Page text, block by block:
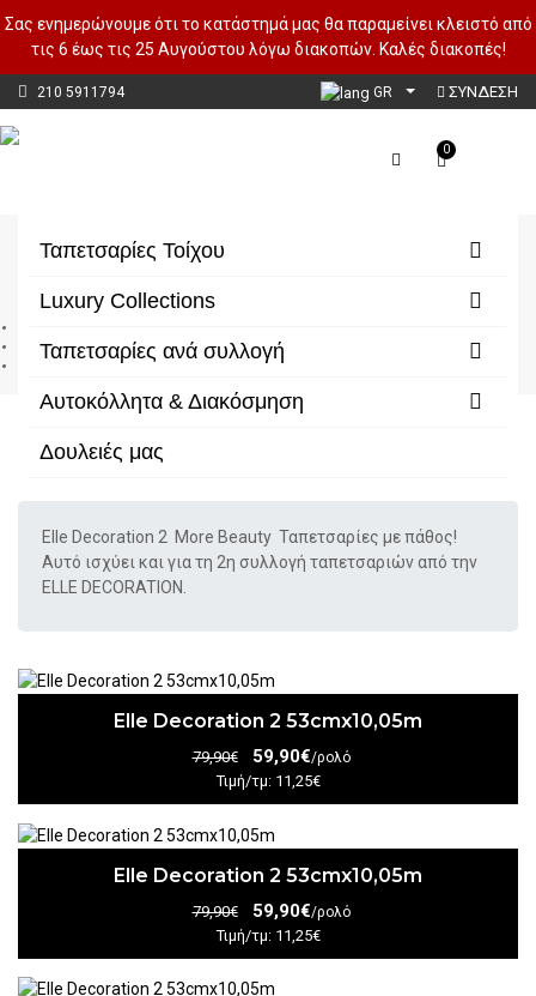
Σας ενημερώνουμε ότι το κατάστημά μας θα παραμείνει κλειστό από
τις 6 έως τις 25 Αυγούστου λόγω διακοπών. Καλές διακοπές!
210 5911794 GR ΣΥΝΔΕΣΗ
Ταπετσαρίες Τοίχου
Luxury Collections
Ταπετσαρίες ανά συλλογή
Αυτοκόλλητα & Διακόσμηση
Δουλειές μας
0
Elle Decoration 2
Ταπετσαρίες ανά συλλογή
Φίλτρα/Κατηγορίες
Elle Decoration 2 More Beauty Ταπετσαρίες με πάθος!
Αυτό ισχύει και για τη 2η συλλογή ταπετσαριών από την
ELLE DECORATION.
Elle Decoration 2 53cmx10,05m
79,90€ 59,90€/ρολό
Τιμή/τμ: 11,25€
Elle Decoration 2 53cmx10,05m
79,90€ 59,90€/ρολό
Τιμή/τμ: 11,25€